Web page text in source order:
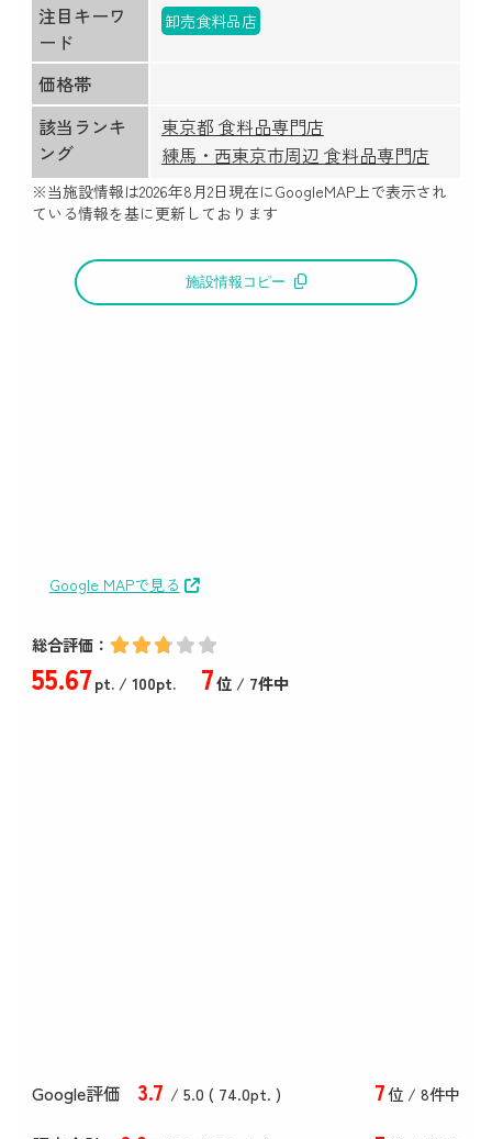
注目キーワ
ード
卸売食料品店
価格帯
該当ランキ
ング
東京都 食料品専門店
練馬・西東京市周辺 食料品専門店
※当施設情報は2026年8月2日現在にGoogleMAP上で表示され
ている情報を基に更新しております
施設情報コピー
Google MAPで見る
総合評価：
55.67pt./ 100pt. 7位 / 7件中
Google評価 3.7 / 5.0 ( 74.0pt. ) 7位 / 8件中